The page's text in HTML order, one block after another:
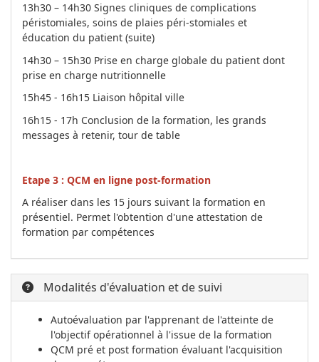
13h30 – 14h30 Signes cliniques de complications
péristomiales, soins de plaies péri-stomiales et
éducation du patient (suite)
14h30 – 15h30 Prise en charge globale du patient dont
prise en charge nutritionnelle
15h45 - 16h15 Liaison hôpital ville
16h15 - 17h Conclusion de la formation, les grands
messages à retenir, tour de table
Etape 3 : QCM en ligne post-formation
A réaliser dans les 15 jours suivant la formation en
présentiel. Permet l'obtention d'une attestation de
formation par compétences
Modalités d'évaluation et de suivi
Autoévaluation par l'apprenant de l'atteinte de
l'objectif opérationnel à l'issue de la formation
QCM pré et post formation évaluant l'acquisition